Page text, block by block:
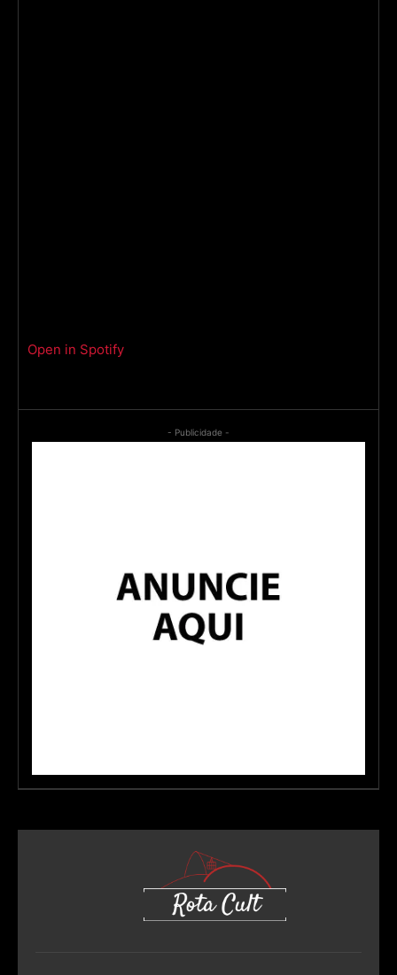
Open in Spotify
- Publicidade -